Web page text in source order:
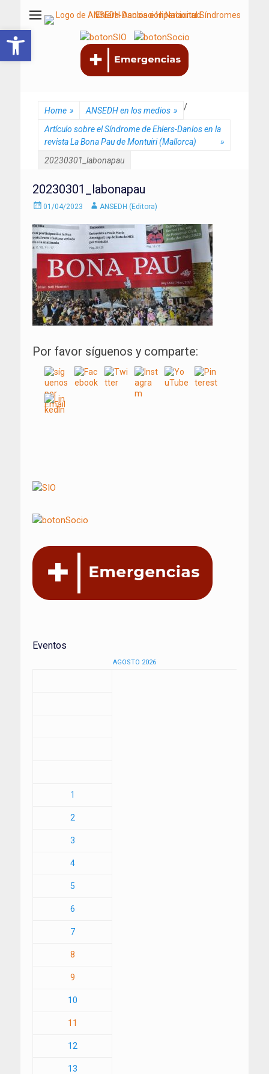
Abrir barra de herramientas
ANSEDH
Asociación Nacional del Síndrome de Ehlers-Danlos e Hiperlaxitud
Home » ANSEDH en los medios » /
Artículo sobre el Síndrome de Ehlers-Danlos en la
revista La Bona Pau de Montuiri (Mallorca)
»
20230301_labonapau
20230301_labonapau
Enviado
01/04/2023 AutorANSEDH (Editora)
Por favor síguenos y comparte:
entradas
Eventos
AGOSTO 2026
1
2
3
4
5
6
7
8
9
10
11
12
13